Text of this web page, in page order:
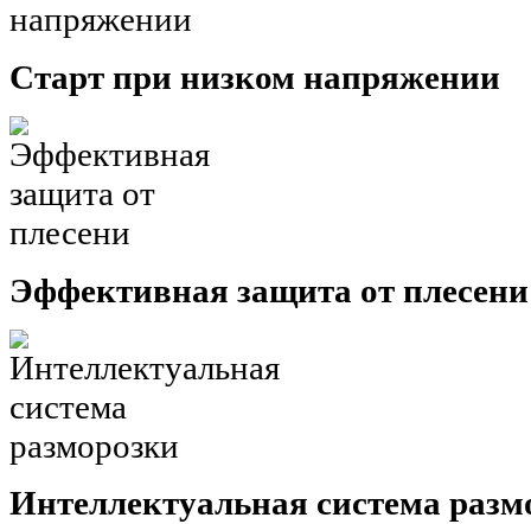
Старт при низком напряжении
Эффективная защита от плесени
Интеллектуальная система